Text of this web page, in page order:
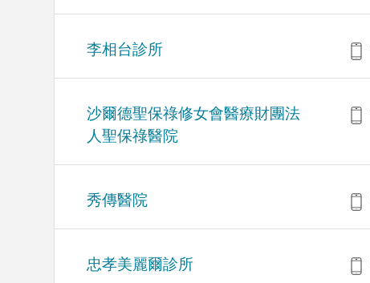
李相台診所
沙爾德聖保祿修女會醫療財團法
人聖保祿醫院
秀傳醫院
忠孝美麗爾診所